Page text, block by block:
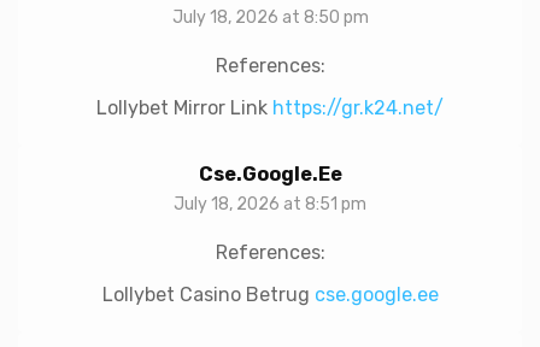
July 18, 2026 at 8:50 pm
References:
Lollybet Mirror Link https://gr.k24.net/
Cse.google.ee
July 18, 2026 at 8:51 pm
References:
Lollybet Casino Betrug cse.google.ee